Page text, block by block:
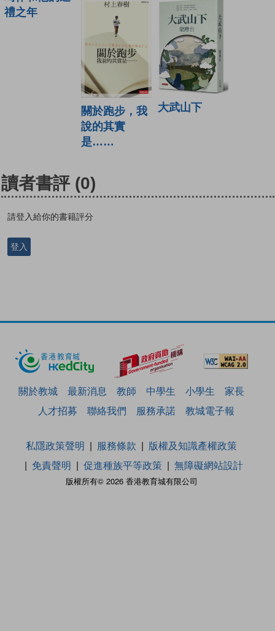
禮之年
關於跑步，我
說的其實
是……
大武山下
讀者書評 (0)
請登入給你的書籍評分
登入
關於教城 最新消息 教師 中學生 小學生
家長
人才招募
聯絡我們 服務承諾 教城電子報
版權所有© 2026 香港教育城有限公司
私隱政策聲明 服務條款
版權及知識產權政策
免責聲明
促進種族平等政策 無障礙網站設計